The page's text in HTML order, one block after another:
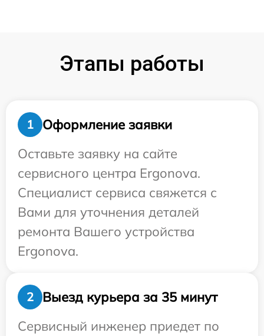
Этапы работы
1
Оформление заявки
Оставьте заявку на сайте
сервисного центра Ergonova.
Специалист сервиса свяжется с
Вами для уточнения деталей
ремонта Вашего устройства
Ergonova.
2
Выезд курьера за 35 минут
Сервисный инженер приедет по